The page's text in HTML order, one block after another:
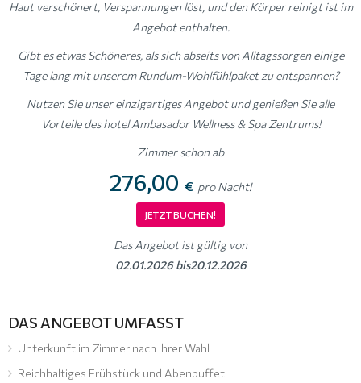
Haut verschönert, Verspannungen löst, und den Körper reinigt ist im
Angebot enthalten.
Gibt es etwas Schöneres, als sich abseits von Alltagssorgen einige
Tage lang mit unserem Rundum-Wohlfühlpaket zu entspannen?
Nutzen Sie unser einzigartiges Angebot und genießen Sie alle
Vorteile des hotel Ambasador Wellness & Spa Zentrums!
Zimmer schon ab
276,00 € pro Nacht!
JETZT BUCHEN!
Das Angebot ist gültig von
02.01.2026 bis20.12.2026
DAS ANGEBOT UMFASST
Unterkunft im Zimmer nach Ihrer Wahl
Reichhaltiges Frühstück und Abenbuffet